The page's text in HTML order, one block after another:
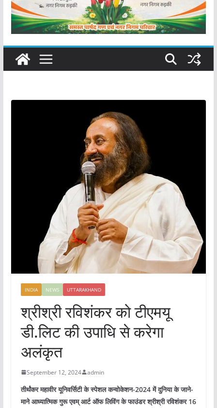
INDIA NEWS UTTARAKHAND
श्रीश्री रविशंकर को टीएमयू
डी.लिट की उपाधि से करेगा
अलंकृत
September 12, 2024 admin
तीर्थंकर महावीर यूनिवर्सिटी के स्पेशल कन्वोकेशन-2024 में दुनिया के जाने-
माने आध्यात्मिक गुरू एवम् आर्ट ऑफ लिविंग के फाउंडर श्रीश्री रविशंकर 16